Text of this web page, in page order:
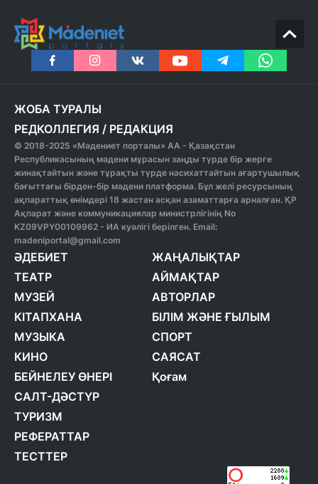
ЖОБА ТУРАЛЫ
РЕДКОЛЛЕГИЯ / РЕДАКЦИЯ
© 2018-2025 «Мәдениет порталы» АА - Қазақстан
Республикасының мәдени мұрасын заңды түрде бір жерге
жинақтайтын және тұрақты түрде насихаттайтын ағартушылық
бағыттағы бірден-бір мәдени платформа. Бұл желі ресурсының
ақпараттық өнімдері 18 жастан асқан азаматтарға арналған. ҚР
Ақпарат және коммуникациялар министрлігінің No
KZ09VPY00109962 - ИА куәлігі берілген. Email:
madeniportal@gmail.com
ӘДЕБИЕТ
ТЕАТР
МУЗЕЙ
КІТАПХАНА
МУЗЫКА
КИНО
БЕЙНЕЛЕУ ӨНЕРІ
САЛТ-ДӘСТҮР
ТУРИЗМ
РЕФЕРАТТАР
ТЕСТТЕР
ЖАҢАЛЫҚТАР
АЙМАҚТАР
АВТОРЛАР
БІЛІМ ЖӘНЕ ҒЫЛЫМ
СПОРТ
САЯСАТ
Қоғам